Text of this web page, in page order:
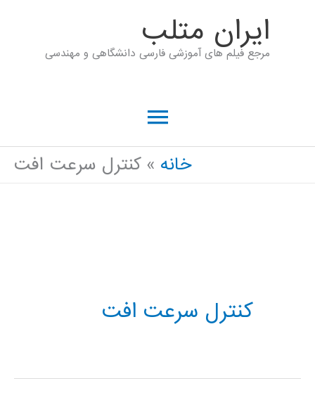
ايران متلب
مرجع فیلم های آموزشی فارسی دانشگاهی و مهندسی
فهرست
اصلیخانه کنترل سرعت افت
کنترل سرعت افت